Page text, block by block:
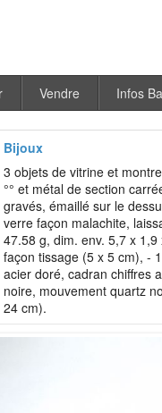
Vendre Infos
Bijoux
3 objets de vitrine et
°° et métal de section
gravés, émaillé sur le
verre façon malachite,
47.58 g, dim. env. 5,7 x
façon tissage (5 x 5 cm), -
acier doré, cadran chiffres
noire, mouvement quartz
24 cm).